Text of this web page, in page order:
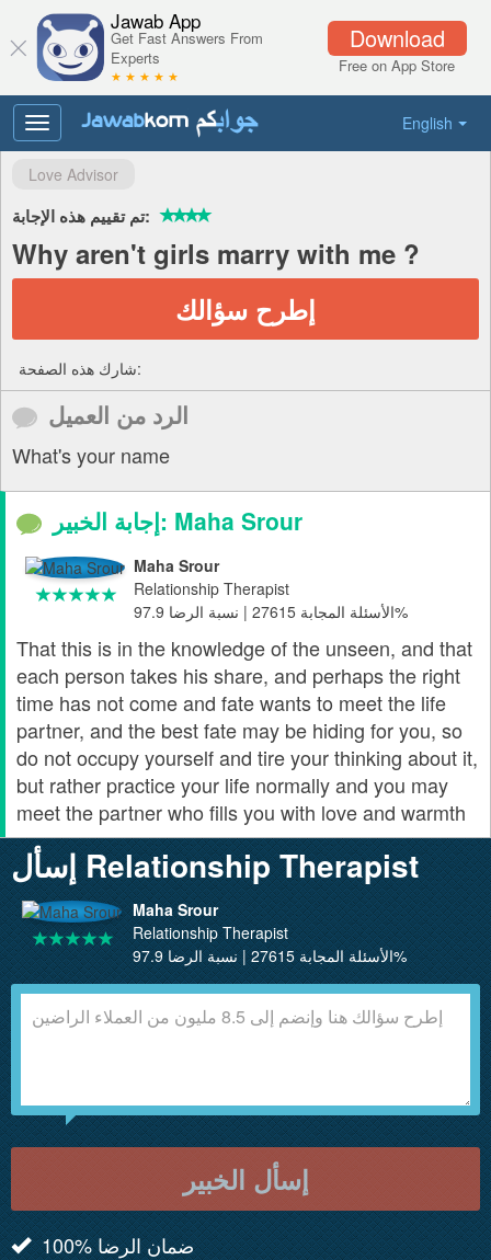
Download
Free on App Store
Jawab App
Get Fast Answers From
Experts
★ ★ ★ ★ ★
English
Toggle
navigation
Love Advisor
تم تقييم هذه الإجابة:
Why aren't girls marry with me ?
إطرح سؤالك
شارك هذه الصفحة:
الرد من العميل
What's your name
إجابة الخبير: Maha Srour
Maha Srour
Relationship Therapist
الأسئلة المجابة 27615 | نسبة الرضا 97.9%
That this is in the knowledge of the unseen, and that
each person takes his share, and perhaps the right
time has not come and fate wants to meet the life
partner, and the best fate may be hiding for you, so
do not occupy yourself and tire your thinking about it,
but rather practice your life normally and you may
meet the partner who fills you with love and warmth
إسأل Relationship Therapist
Maha Srour
Relationship Therapist
الأسئلة المجابة 27615 | نسبة الرضا 97.9%
إسأل الخبير
100% ضمان الرضا